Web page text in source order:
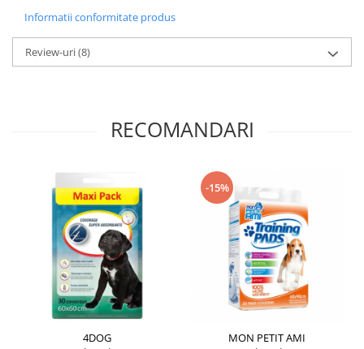
Informatii conformitate produs
Review-uri(8)
RECOMANDARI
4DOG
-15%
MON PETIT AMI